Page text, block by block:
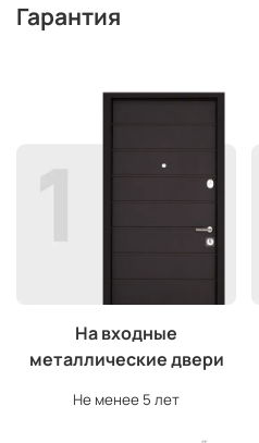
Гарантия
На входные
металлические двери
Не менее 5 лет